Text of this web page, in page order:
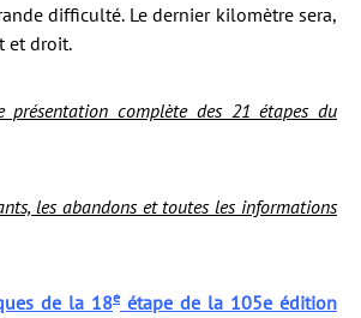
difficulté. Le dernier kilomètre sera,
et droit.
présentation complète des 21 étapes du
les abandons et toutes les informations
de la 18e étape de la 105e édition